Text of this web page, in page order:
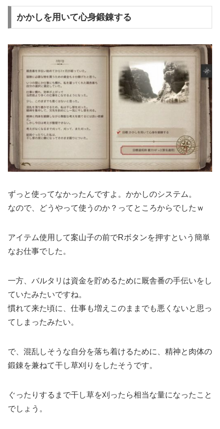
かかしを用いて心身鍛錬する
ずっと使ってなかったんですよ。かかしのシステム。
なので、どうやって使うのか？ってところからでしたｗ
アイテム使用して案山子の前でRボタンを押すという簡単
なお仕事でした。
一方、バルタリは資金を貯めるために厩舎番の手伝いをし
ていたみたいですね。
慣れて来た頃に、仕事も増えこのままでも悪くないと思っ
てしまったみたい。
で、混乱しそうな自分を落ち着けるために、精神と肉体の
鍛錬を兼ねて干し草刈りをしたそうです。
ぐったりするまで干し草を刈ったら相当な量になったこと
でしょう。